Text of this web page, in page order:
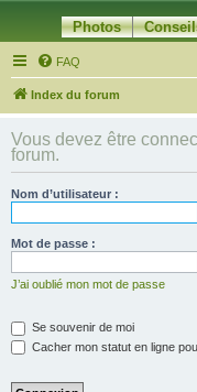
Photos
FAQ
Index du forum
Vous devez être
forum.
Nom d’utilisateur :
Mot de passe :
J’ai oublié mon mot de passe
Se souvenir de moi
Cacher mon statut en ligne